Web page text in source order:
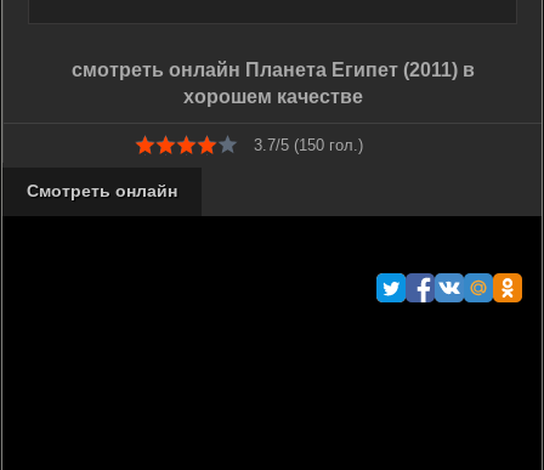
смотреть онлайн Планета Египет (2011) в
хорошем качестве
3.7/5 (150гол.)
Смотреть онлайн